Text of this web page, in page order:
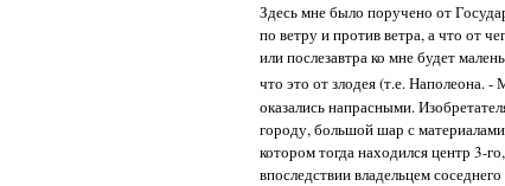
Здесь мне было поручено от
по ветру и против ветра, а что от
или послезавтра ко мне будет
что это от злодея (т.е. Наполеона.
оказались напрасными.
городу, большой шар с
котором тогда находился центр 3-
впоследствии владельцем